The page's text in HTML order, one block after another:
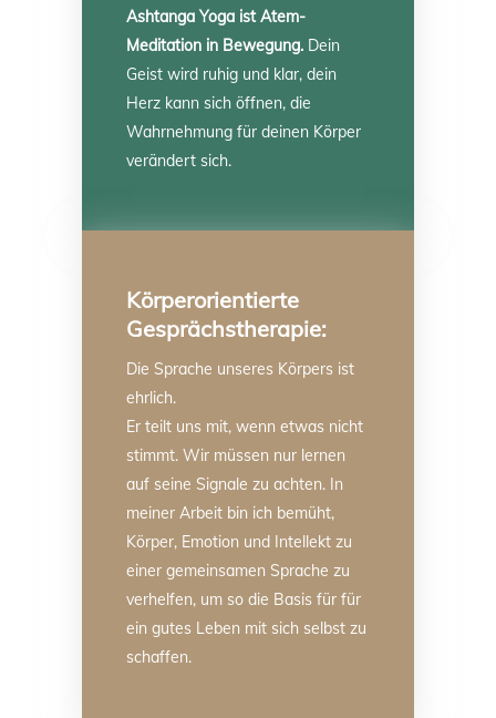
Ashtanga Yoga ist Atem-
Meditation in Bewegung. Dein
Geist wird ruhig und klar, dein
Herz kann sich öffnen, die
Wahrnehmung für deinen Körper
verändert sich.
Körperorientierte
Gesprächstherapie:
Die Sprache unseres Körpers ist
ehrlich.
Er teilt uns mit, wenn etwas nicht
stimmt. Wir müssen nur lernen
auf seine Signale zu achten. In
meiner Arbeit bin ich bemüht,
Körper, Emotion und Intellekt zu
einer gemeinsamen Sprache zu
verhelfen, um so die Basis für für
ein gutes Leben mit sich selbst zu
schaffen.